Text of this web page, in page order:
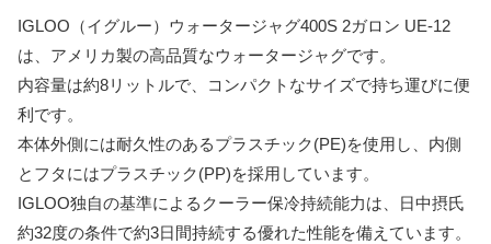
IGLOO（イグルー）ウォータージャグ400S 2ガロン UE-12
は、アメリカ製の高品質なウォータージャグです。
内容量は約8リットルで、コンパクトなサイズで持ち運びに便
利です。
本体外側には耐久性のあるプラスチック(PE)を使用し、内側
とフタにはプラスチック(PP)を採用しています。
IGLOO独自の基準によるクーラー保冷持続能力は、日中摂氏
約32度の条件で約3日間持続する優れた性能を備えています。